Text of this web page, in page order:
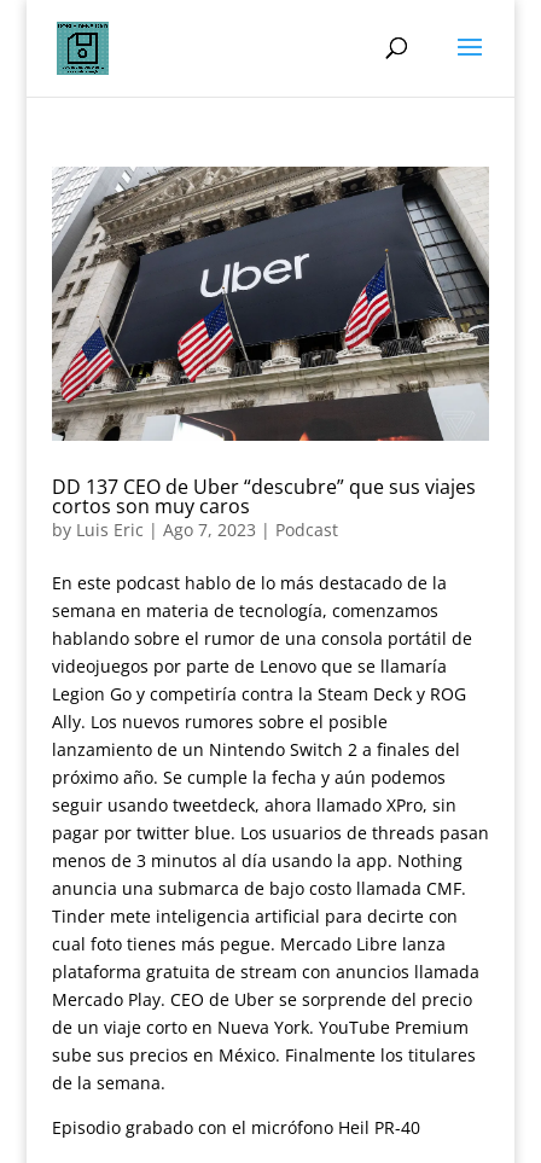
DD 137 CEO de Uber “descubre” que sus viajes
cortos son muy caros
by Luis Eric | Ago 7, 2023 | Podcast
En este podcast hablo de lo más destacado de la
semana en materia de tecnología, comenzamos
hablando sobre el rumor de una consola portátil de
videojuegos por parte de Lenovo que se llamaría
Legion Go y competiría contra la Steam Deck y ROG
Ally. Los nuevos rumores sobre el posible
lanzamiento de un Nintendo Switch 2 a finales del
próximo año. Se cumple la fecha y aún podemos
seguir usando tweetdeck, ahora llamado XPro, sin
pagar por twitter blue. Los usuarios de threads pasan
menos de 3 minutos al día usando la app. Nothing
anuncia una submarca de bajo costo llamada CMF.
Tinder mete inteligencia artificial para decirte con
cual foto tienes más pegue. Mercado Libre lanza
plataforma gratuita de stream con anuncios llamada
Mercado Play. CEO de Uber se sorprende del precio
de un viaje corto en Nueva York. YouTube Premium
sube sus precios en México. Finalmente los titulares
de la semana.
Episodio grabado con el micrófono Heil PR-40